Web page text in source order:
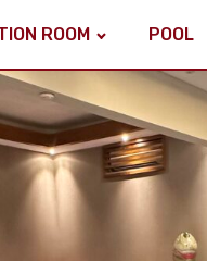
ROOM POOL